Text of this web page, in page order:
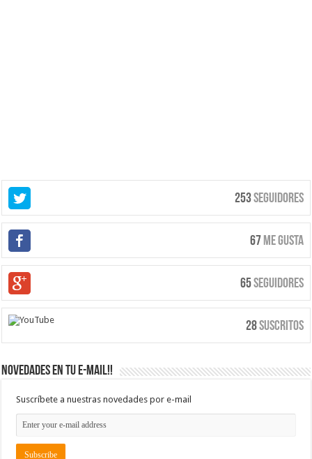
253Seguidores
67 Me Gusta
65Seguidores
28Suscritos
Novedades en tu e-mail!!
Suscríbete a nuestras novedades por e-mail